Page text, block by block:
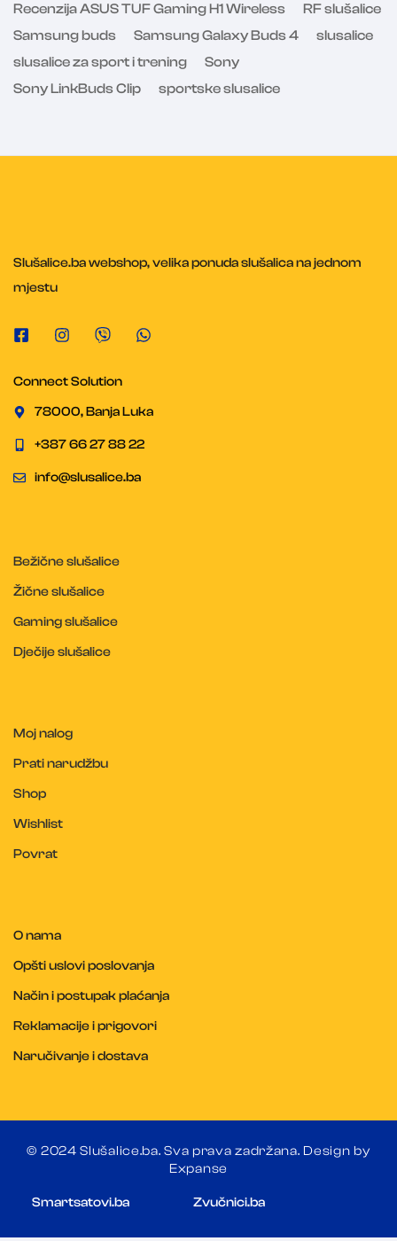
Recenzija ASUS TUF Gaming H1 Wireless
RF slušalice
Samsung buds
Samsung Galaxy Buds 4
slusalice
slusalice za sport i trening
Sony
Sony LinkBuds Clip
sportske slusalice
Slušalice.ba webshop, velika ponuda slušalica na jednom
mjestu
Connect Solution
78000, Banja Luka
+387 66 27 88 22
info@slusalice.ba
Bežične slušalice
Žične slušalice
Gaming slušalice
Dječije slušalice
Moj nalog
Prati narudžbu
Shop
Wishlist
Povrat
O nama
Opšti uslovi poslovanja
Način i postupak plaćanja
Reklamacije i prigovori
Naručivanje i dostava
© 2024 Slušalice.ba. Sva prava zadržana. Design by
Expanse
Smartsatovi.ba Zvučnici.ba